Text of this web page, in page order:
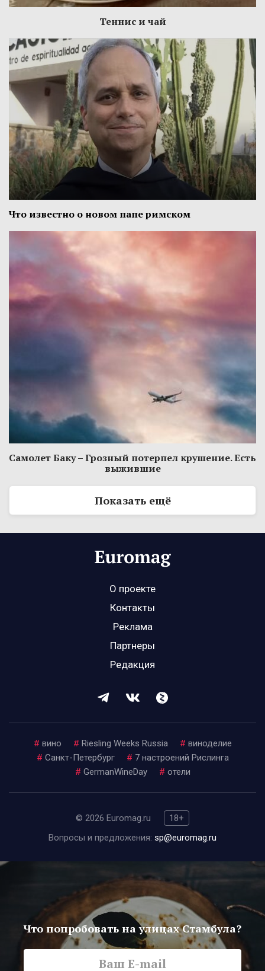
Теннис и чай
Что известно о новом папе римском
Самолет Баку – Грозный потерпел крушение. Есть
выжившие
Показать ещё
О проекте
Контакты
Реклама
Партнеры
Редакция
# вино # Riesling Weeks Russia # виноделие
# Санкт-Петербург # 7 настроений Рислинга
# GermanWineDay # отели
© 2026 Euromag.ru
18+
Вопросы и предложения: sp@euromag.ru
Что попробовать на улицах Стамбула?